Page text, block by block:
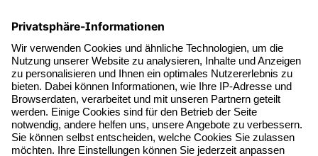
Artikel lesen
where tech professionals grow